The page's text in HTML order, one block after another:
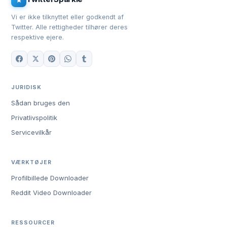
Vi er ikke tilknyttet eller godkendt af
Twitter. Alle rettigheder tilhører deres
respektive ejere.
JURIDISK
Sådan bruges den
Privatlivspolitik
Servicevilkår
VÆRKTØJER
Profilbillede Downloader
Reddit Video Downloader
RESSOURCER